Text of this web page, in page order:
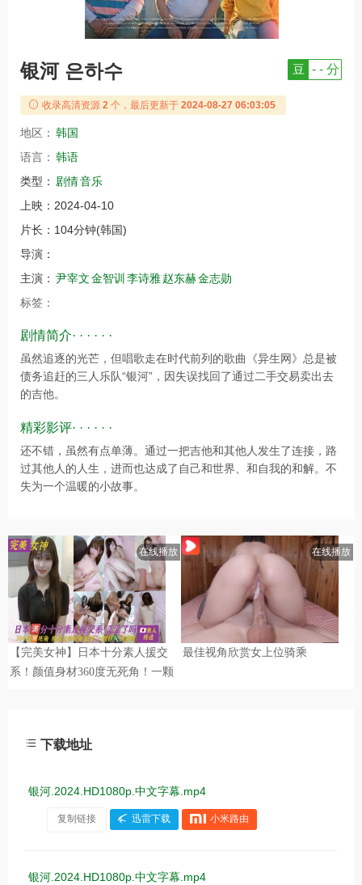
银河 은하수 豆 - - 分
收录高清资源 2 个，最后更新于 2024-08-27 06:03:05
地区： 韩国
语言： 韩语
类型： 剧情音乐
上映： 2024-04-10
片长： 104分钟(韩国)
导演：
主演： 尹宰文金智训 李诗雅赵东赫金志勋
标签：
剧情简介· · · · · ·
虽然追逐的光芒，但唱歌走在时代前列的歌曲《异生网》总是被
债务追赶的三人乐队“银河”，因失误找回了通过二手交易卖出去
的吉他。
精彩影评· · · · · ·
还不错，虽然有点单薄。通过一把吉他和其他人发生了连接，路
过其他人的人生，进而也达成了自己和世界、和自我的和解。不
失为一个温暖的小故事。
下载地址
银河.2024.HD1080p.中文字幕.mp4
复制链接 迅雷下载 小米路由
银河.2024.HD1080p.中文字幕.mp4